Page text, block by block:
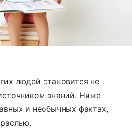
людей становится не
знаний. Ниже
и необычных фактах,